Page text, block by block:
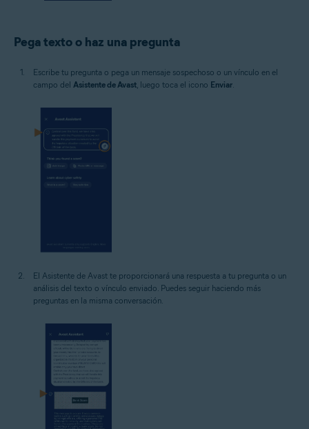
Pega texto o haz una pregunta
Escribe tu pregunta o pega un mensaje sospechoso o un vínculo en el
campo del Asistente de Avast, luego toca el icono Enviar.
El Asistente de Avast te proporcionará una respuesta a tu pregunta o un
análisis del texto o vínculo enviado. Puedes seguir haciendo más
preguntas en la misma conversación.